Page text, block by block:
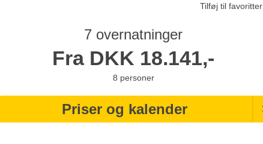
Tilføj til favoritter
7 overnatninger
Fra DKK 18.141,-
8 personer
Priser og kalender